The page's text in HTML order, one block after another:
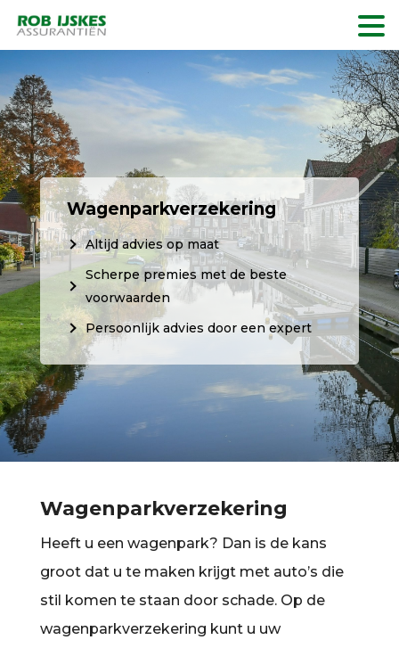
Wagenparkverzekering
Altijd advies op maat
Scherpe premies met de beste
voorwaarden
Persoonlijk advies door een expert
Wagenparkverzekering
Heeft u een wagenpark? Dan is de kans
groot dat u te maken krijgt met auto’s die
stil komen te staan door schade. Op de
wagenparkverzekering kunt u uw